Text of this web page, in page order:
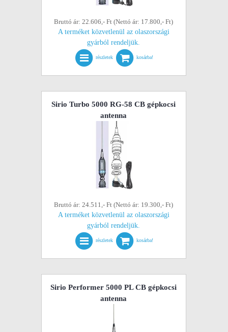
Bruttó ár: 22.606,- Ft (Nettó ár: 17.800,- Ft)
A terméket közvetlenül az olaszországi
gyárból rendeljük.
részletek kosárba!
Sirio Turbo 5000 RG-58 CB gépkocsi
antenna
Bruttó ár: 24.511,- Ft (Nettó ár: 19.300,- Ft)
A terméket közvetlenül az olaszországi
gyárból rendeljük.
részletek kosárba!
Sirio Performer 5000 PL CB gépkocsi
antenna